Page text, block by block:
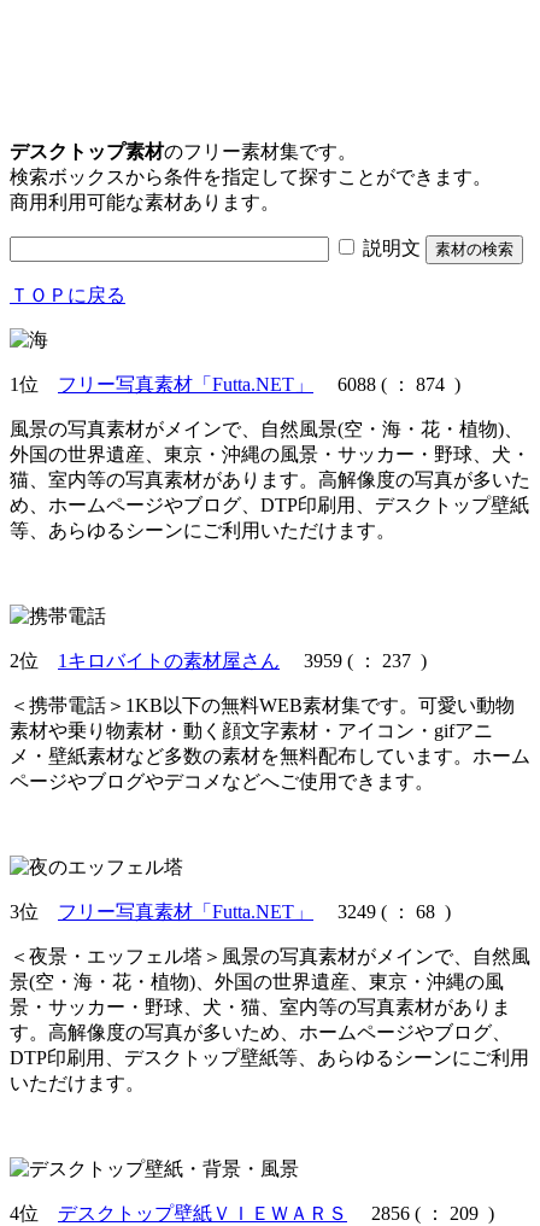
デスクトップ素材のフリー素材集です。
検索ボックスから条件を指定して探すことができます。
商用利用可能な素材あります。
説明文
ＴＯＰに戻る
1位 フリー写真素材「Futta.NET」 6088 ( ： 874 )
風景の写真素材がメインで、自然風景(空・海・花・植物)、
外国の世界遺産、東京・沖縄の風景・サッカー・野球、犬・
猫、室内等の写真素材があります。高解像度の写真が多いた
め、ホームページやブログ、DTP印刷用、デスクトップ壁紙
等、あらゆるシーンにご利用いただけます。
2位 1キロバイトの素材屋さん 3959 ( ： 237 )
＜携帯電話＞1KB以下の無料WEB素材集です。可愛い動物
素材や乗り物素材・動く顔文字素材・アイコン・gifアニ
メ・壁紙素材など多数の素材を無料配布しています。ホーム
ページやブログやデコメなどへご使用できます。
3位 フリー写真素材「Futta.NET」 3249 ( ： 68 )
＜夜景・エッフェル塔＞風景の写真素材がメインで、自然風
景(空・海・花・植物)、外国の世界遺産、東京・沖縄の風
景・サッカー・野球、犬・猫、室内等の写真素材がありま
す。高解像度の写真が多いため、ホームページやブログ、
DTP印刷用、デスクトップ壁紙等、あらゆるシーンにご利用
いただけます。
4位 デスクトップ壁紙ＶＩＥＷＡＲＳ 2856 ( ： 209 )